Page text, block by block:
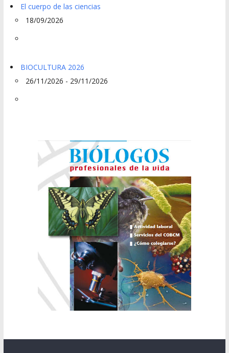
El cuerpo de las ciencias
18/09/2026
BIOCULTURA 2026
26/11/2026 - 29/11/2026